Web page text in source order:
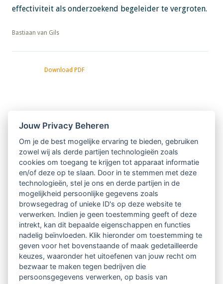
effectiviteit als onderzoekend begeleider te vergroten.
​​​​​​​Bastiaan van Gils
Download PDF
Nieuwsbrief
Ontvang 10 x per jaar de LVSC-
relatienieuwsbrief met o.a.:
vrij toegankelijke TsvB-artikelen
nieuws op het vlak van professioneel
begeleiden
informatie over LVSC-activiteiten
Jouw Privacy Beheren
Om je de best mogelijke ervaring te bieden, gebruiken
zowel wij als derde partijen technologieën zoals
cookies om toegang te krijgen tot apparaat informatie
en/of deze op te slaan. Door in te stemmen met deze
technologieën, stel je ons en derde partijen in de
mogelijkheid persoonlijke gegevens zoals
browsegedrag of unieke ID's op deze website te
verwerken. Indien je geen toestemming geeft of deze
intrekt, kan dit bepaalde eigenschappen en functies
nadelig beïnvloeden. Klik hieronder om toestemming te
geven voor het bovenstaande of maak gedetailleerde
keuzes, waaronder het uitoefenen van jouw recht om
bezwaar te maken tegen bedrijven die
persoonsgegevens verwerken, op basis van